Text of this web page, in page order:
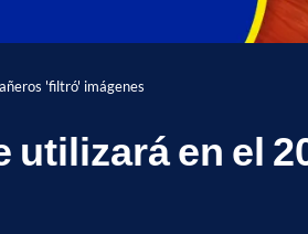
'filtró' imágenes
en el